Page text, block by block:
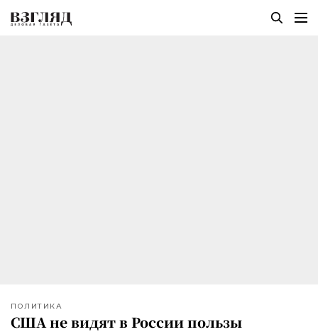
ПОЛИТИКА
США не видят в России пользы